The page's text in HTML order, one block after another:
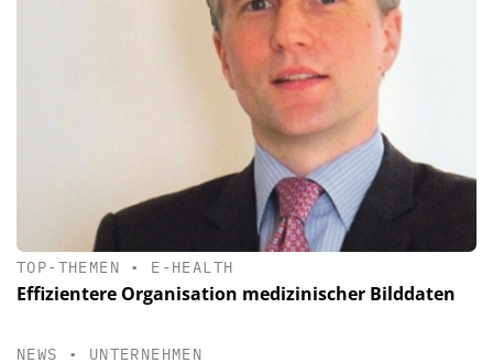
TOP-THEMEN • E-HEALTH
Effizientere Organisation medizinischer Bilddaten
NEWS • UNTERNEHMEN